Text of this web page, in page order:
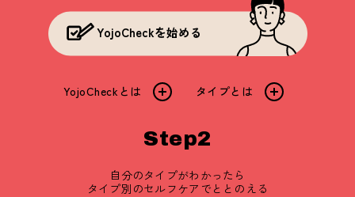
YojoCheckを始める
YojoCheckとは タイプとは
Step2
自分のタイプがわかったら
タイプ別のセルフケアでととのえる